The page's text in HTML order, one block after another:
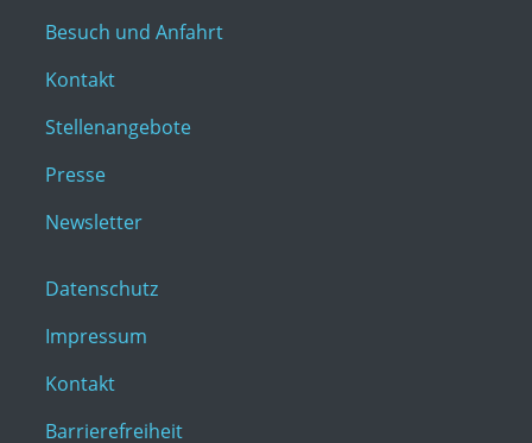
Besuch und Anfahrt
Kontakt
Stellenangebote
Presse
Newsletter
Datenschutz
Impressum
Kontakt
Barrierefreiheit